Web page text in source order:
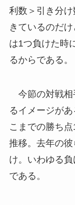
利数＞引き分
きているのだ
は1つ負けた時
るからである。
今節の対戦相
るイメージが
こまでの勝ち
推移。去年の
け。いわゆる
である。